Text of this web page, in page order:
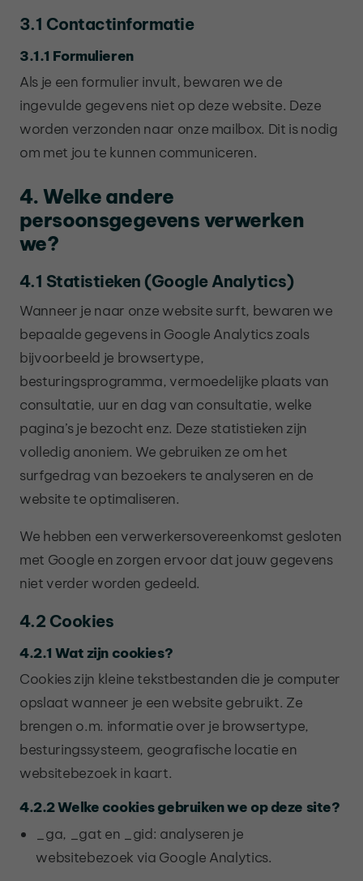
3.1 Contactinformatie
3.1.1 Formulieren
Als je een formulier invult, bewaren we de
ingevulde gegevens niet op deze website. Deze
worden verzonden naar onze mailbox. Dit is nodig
om met jou te kunnen communiceren.
4. Welke andere
persoonsgegevens verwerken
we?
4.1 Statistieken (Google Analytics)
Wanneer je naar onze website surft, bewaren we
bepaalde gegevens in Google Analytics zoals
bijvoorbeeld je browsertype,
besturingsprogramma, vermoedelijke plaats van
consultatie, uur en dag van consultatie, welke
pagina’s je bezocht enz. Deze statistieken zijn
volledig anoniem. We gebruiken ze om het
surfgedrag van bezoekers te analyseren en de
website te optimaliseren.
We hebben een verwerkersovereenkomst gesloten
met Google en zorgen ervoor dat jouw gegevens
niet verder worden gedeeld.
4.2 Cookies
4.2.1 Wat zijn cookies?
Cookies zijn kleine tekstbestanden die je computer
opslaat wanneer je een website gebruikt. Ze
brengen o.m. informatie over je browsertype,
besturingssysteem, geografische locatie en
websitebezoek in kaart.
4.2.2 Welke cookies gebruiken we op deze site?
_ga, _gat en _gid: analyseren je
websitebezoek via Google Analytics.